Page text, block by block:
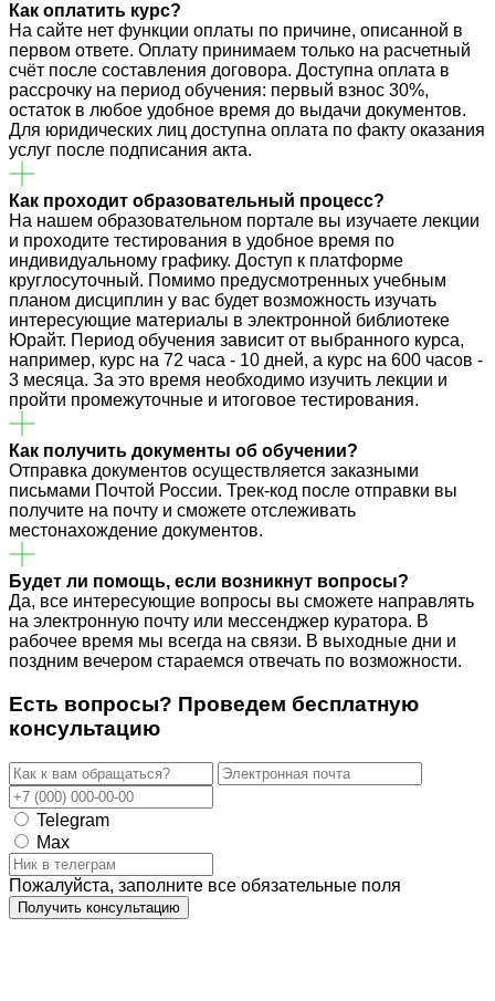
Как оплатить курс?
На сайте нет функции оплаты по причине, описанной в
первом ответе. Оплату принимаем только на расчетный
счёт после составления договора. Доступна оплата в
рассрочку на период обучения: первый взнос 30%,
остаток в любое удобное время до выдачи документов.
Для юридических лиц доступна оплата по факту оказания
услуг после подписания акта.
Как проходит образовательный процесс?
На нашем образовательном портале вы изучаете лекции
и проходите тестирования в удобное время по
индивидуальному графику. Доступ к платформе
круглосуточный. Помимо предусмотренных учебным
планом дисциплин у вас будет возможность изучать
интересующие материалы в электронной библиотеке
Юрайт. Период обучения зависит от выбранного курса,
например, курс на 72 часа - 10 дней, а курс на 600 часов -
3 месяца. За это время необходимо изучить лекции и
пройти промежуточные и итоговое тестирования.
Как получить документы об обучении?
Отправка документов осуществляется заказными
письмами Почтой России. Трек-код после отправки вы
получите на почту и сможете отслеживать
местонахождение документов.
Будет ли помощь, если возникнут вопросы?
Да, все интересующие вопросы вы сможете направлять
на электронную почту или мессенджер куратора. В
рабочее время мы всегда на связи. В выходные дни и
поздним вечером стараемся отвечать по возможности.
Есть вопросы? Проведем бесплатную
консультацию
Telegram
Max
Пожалуйста, заполните все обязательные поля
Получить консультацию